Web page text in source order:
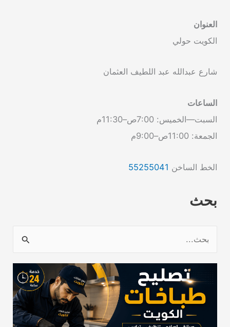
العنوان
الكويت حولي
شارع عبدالله عبد اللطيف العثمان
الساعات
السبت—الخميس: 7:00ص–11:30م
الجمعة: 11:00ص–9:00م
الخط الساخن 55255041
بحث